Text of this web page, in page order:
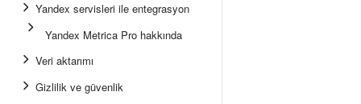
Yandex servisleri ile entegrasyon
Yandex Metrica Pro hakkında
Veri aktarımı
Gizlilik ve güvenlik